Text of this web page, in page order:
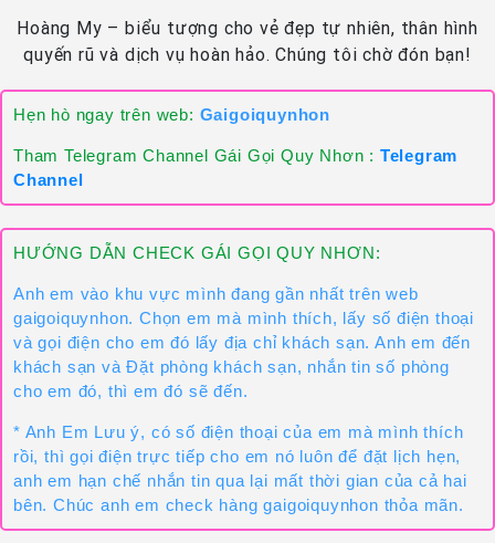
Hoàng My – biểu tượng cho vẻ đẹp tự nhiên, thân hình
quyến rũ và dịch vụ hoàn hảo. Chúng tôi chờ đón bạn!
Hẹn hò ngay trên web: Gaigoiquynhon
Tham Telegram Channel Gái Gọi Quy Nhơn : Telegram
Channel
HƯỚNG DẪN CHECK GÁI GỌI QUY NHƠN:
Anh em vào khu vực mình đang gần nhất trên web
gaigoiquynhon. Chọn em mà mình thích, lấy số điện thoại
và gọi điện cho em đó lấy địa chỉ khách sạn. Anh em đến
khách sạn và Đặt phòng khách sạn, nhắn tin số phòng
cho em đó, thì em đó sẽ đến.
* Anh Em Lưu ý, có số điện thoại của em mà mình thích
rồi, thì gọi điện trực tiếp cho em nó luôn để đặt lịch hẹn,
anh em hạn chế nhắn tin qua lại mất thời gian của cả hai
bên. Chúc anh em check hàng gaigoiquynhon thỏa mãn.